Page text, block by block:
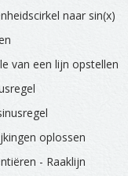
naar sin(x)
van een lijn opstellen
oplossen
- Raaklijn